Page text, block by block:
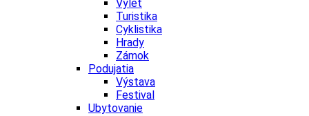
Výlet
Turistika
Cyklistika
Hrady
Zámok
Podujatia
Výstava
Festival
Ubytovanie